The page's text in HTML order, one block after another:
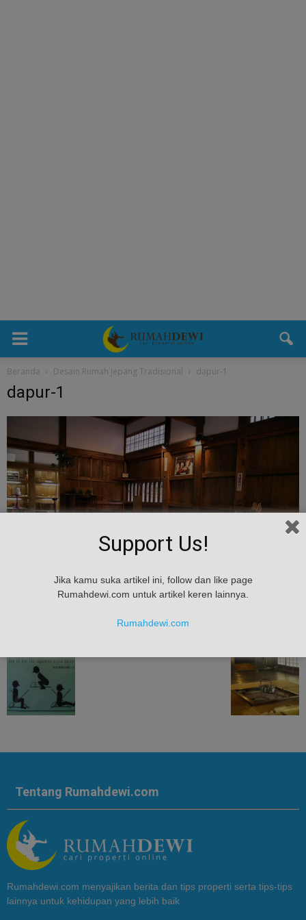
Beranda Desain Rumah Jepang Tradisional dapur-1
dapur-1
Tentang Rumahdewi.com
Rumahdewi.com menyajikan berita dan tips properti serta tips-tips
lainnya untuk kehidupan yang lebih baik
Support Us!
Jika kamu suka artikel ini, follow dan like page
Rumahdewi.com untuk artikel keren lainnya.
Rumahdewi.com